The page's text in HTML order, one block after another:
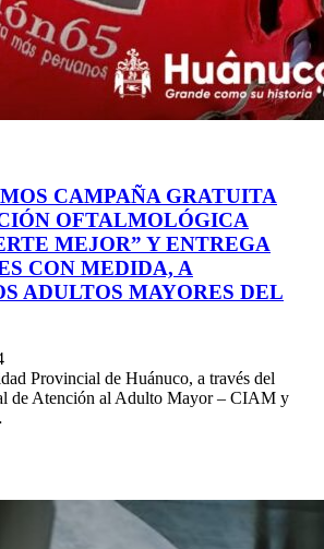
CAMPAÑA GRATUITA
OFTALMOLÓGICA
MEJOR” Y ENTREGA
CON MEDIDA, A
ADULTOS MAYORES DEL
Provincial de Huánuco, a través del
de Atención al Adulto Mayor – CIAM y